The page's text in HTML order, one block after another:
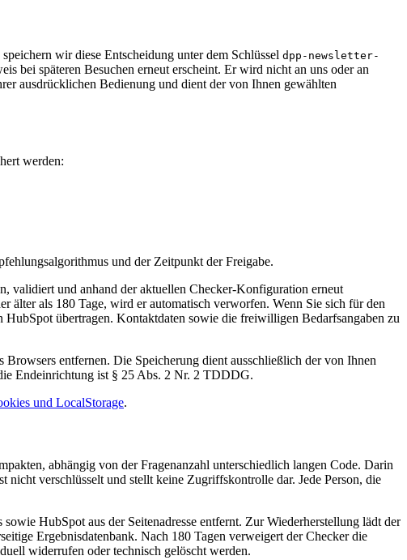
wir diese Entscheidung unter dem Schlüssel dpp-newsletter-
bei späteren Besuchen erneut erscheint. Er wird nicht an uns oder an
ausdrücklichen Bedienung und dient der von Ihnen gewählten
werden:
und der Zeitpunkt der Freigabe.
validiert und anhand der aktuellen Checker-Konfiguration erneut
älter als 180 Tage, wird er automatisch verworfen. Wenn Sie sich für den
übertragen. Kontaktdaten sowie die freiwilligen Bedarfsangaben zu
entfernen. Die Speicherung dient ausschließlich der von Ihnen
Endeinrichtung ist § 25 Abs. 2 Nr. 2 TDDDG.
und LocalStorage.
abhängig von der Fragenanzahl unterschiedlich langen Code. Darin
verschlüsselt und stellt keine Zugriffskontrolle dar. Jede Person, die
HubSpot aus der Seitenadresse entfernt. Zur Wiederherstellung lädt der
Ergebnisdatenbank. Nach 180 Tagen verweigert der Checker die
widerrufen oder technisch gelöscht werden.